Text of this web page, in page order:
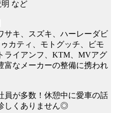
など
サキ、スズキ、ハーレーダビ
カティ、モトグッチ、ビモ
ライアンフ、KTM、MVアグ
なメーカーの整備に携われ
が多数！休憩中に愛車の話
しくありません◎